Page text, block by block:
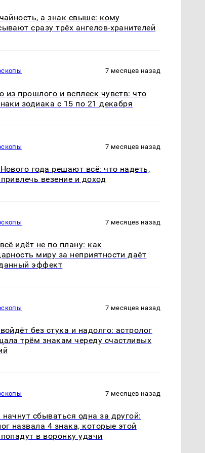
а знак свыше: кому
сразу трёх ангелов-хранителей
7 месяцев назад
из прошлого и всплеск чувств: что
зодиака с 15 по 21 декабря
7 месяцев назад
года решают всё: что надеть,
везение и доход
7 месяцев назад
идёт не по плану: как
миру за неприятности даёт
эффект
7 месяцев назад
без стука и надолго: астролог
трём знакам череду счастливых
7 месяцев назад
сбываться одна за другой:
назвала 4 знака, которые этой
в воронку удачи